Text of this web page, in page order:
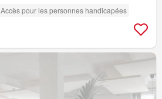
Accès pour les personnes handicapées